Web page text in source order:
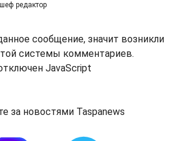
редактор
сообщение, значит возникли
системы комментариев.
JavaScript
за новостями Taspanews